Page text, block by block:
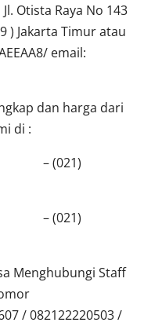
Otista Raya No 143
) Jakarta Timur atau
email:
dan harga dari
di :
– (021)
– (021)
Menghubungi Staff
/ 082122220503 /